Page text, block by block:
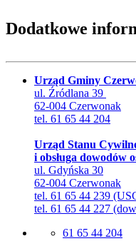
Dodatkowe
Urząd Gminy
ul. Źródlana 39
62-004 Czerwonak
tel. 61 65 44 204
Urząd Stanu
i obsługa dowodów
ul. Gdyńska 30
62-004 Czerwonak
tel. 61 65 44 239
tel. 61 65 44 227
61 65 44 204